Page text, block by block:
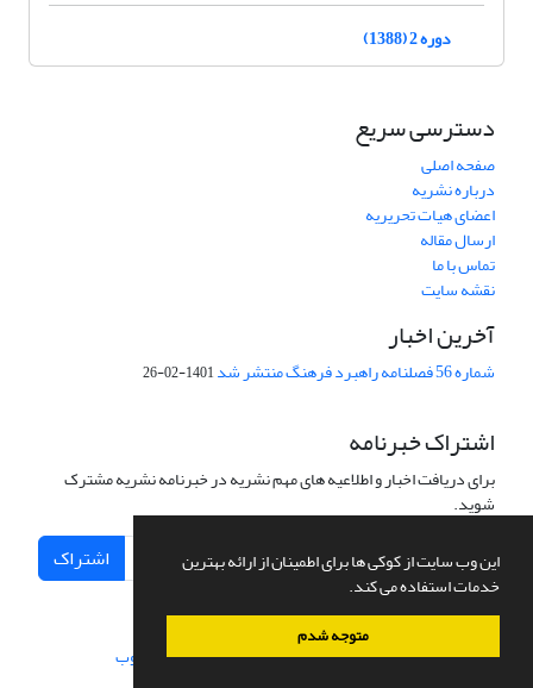
این وب سایت از کوکی ها برای اطمینان از ارائه بهترین
خدمات استفاده می کند.
متوجه شدم
دوره 2 (1388)
دسترسی سریع
صفحه اصلی
درباره نشریه
اعضای هیات تحریریه
ارسال مقاله
تماس با ما
نقشه سایت
آخرین اخبار
شماره 56 فصلنامه راهبرد فرهنگ منتشر شد 1401-02-26
اشتراک خبرنامه
برای دریافت اخبار و اطلاعیه های مهم نشریه در خبرنامه نشریه مشترک
شوید.
اشتراک
سامانه مدیریت نشریات علمی.طراحی و پیاده سازی از سیناوب